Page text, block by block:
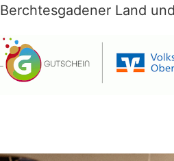
Berchtesgadener Land